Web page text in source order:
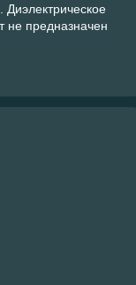
Диэлектрическое
не предназначен